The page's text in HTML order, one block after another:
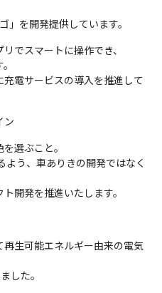
」を開発提供しています。
でスマートに操作でき、
電サービスの導入を推進して
ン
選ぶこと。
よう、車ありきの開発ではなく
開発を推進いたします。
生可能エネルギー由来の電気
した。